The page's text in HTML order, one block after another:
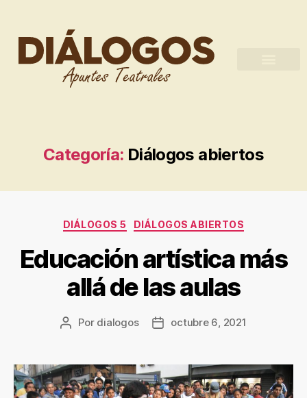
Categoría: Diálogos abiertos
DIÁLOGOS 5 DIÁLOGOS ABIERTOS
Educación artística más
allá de las aulas
Por dialogos octubre 6, 2021